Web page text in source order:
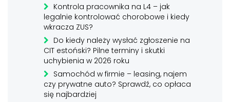
Kontrola pracownika na L4 – jak
legalnie kontrolować chorobowe i kiedy
wkracza ZUS?
Do kiedy należy wysłać zgłoszenie na
CIT estoński? Pilne terminy i skutki
uchybienia w 2026 roku
Samochód w firmie – leasing, najem
czy prywatne auto? Sprawdź, co opłaca
się najbardziej